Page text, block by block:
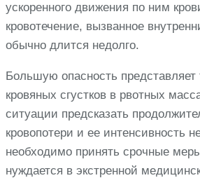
ускоренного движения по ним
кровотечение, вызванное
обычно длится недолго.
Большую опасность
кровяных сгустков в рвотных
ситуации предсказать
кровопотери и ее интенсивность
необходимо принять срочные
нуждается в экстренной